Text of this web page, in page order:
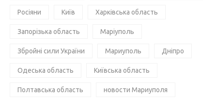
Росіяни Київ Харківська область
Запорізька область Маріуполь
Збройні сили України Мариуполь Дніпро
Одеська область Київська область
Полтавська область новости Мариуполя